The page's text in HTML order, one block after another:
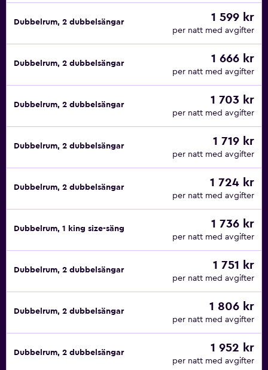
Dubbelrum, 2 dubbelsängar 1 599 kr
per natt med avgifter
Dubbelrum, 2 dubbelsängar 1 666 kr
per natt med avgifter
Dubbelrum, 2 dubbelsängar 1 703 kr
per natt med avgifter
Dubbelrum, 2 dubbelsängar 1 719 kr
per natt med avgifter
Dubbelrum, 2 dubbelsängar 1 724 kr
per natt med avgifter
Dubbelrum, 1 king size-säng 1 736 kr
per natt med avgifter
Dubbelrum, 2 dubbelsängar 1 751 kr
per natt med avgifter
Dubbelrum, 2 dubbelsängar 1 806 kr
per natt med avgifter
Dubbelrum, 2 dubbelsängar 1 952 kr
per natt med avgifter